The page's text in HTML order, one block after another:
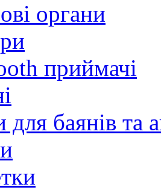
органи
приймачі
баянів та